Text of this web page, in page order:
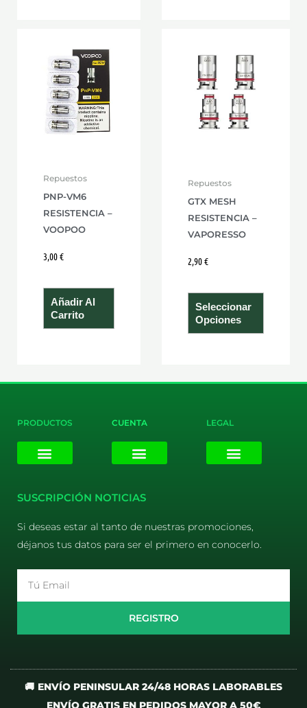
Repuestos
PNP-VM6
RESISTENCIA –
VOOPOO
3,00€
Añadir Al
Carrito
Repuestos
GTX MESH
RESISTENCIA –
VAPORESSO
2,90€
Seleccionar
Opciones
PRODUCTOS CUENTA LEGAL
SUSCRIPCIÓN NOTICIAS
Si deseas estar al tanto de nuestras promociones,
déjanos tus datos para ser el primero en conocerlo.
REGISTRO
🚚 ENVÍO PENINSULAR 24/48 HORAS LABORABLES
ENVÍO GRATIS EN PEDIDOS MAYOR A 50€